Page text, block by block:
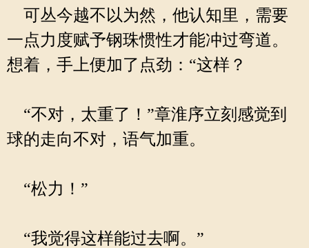
可丛今越不以为然，他认知里，需要
一点力度赋予钢珠惯性才能冲过弯道。
想着，手上便加了点劲：“这样？
“不对，太重了！”章淮序立刻感觉到
球的走向不对，语气加重。
“松力！”
“我觉得这样能过去啊。”